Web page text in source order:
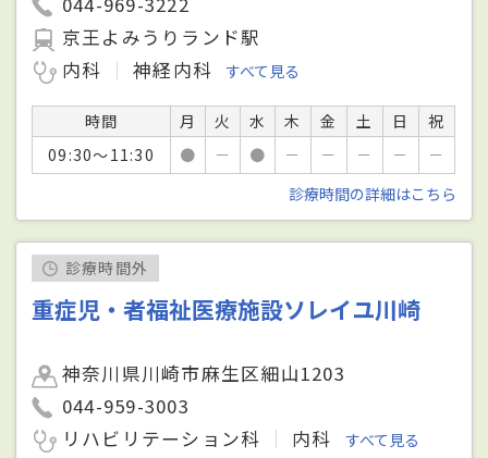
京王よみうりランド駅
内科
神経内科 すべて見る
時間 月 火 水 木 金 土 日
祝
09:30～11:30
● － ● － － － －
－
診療時間の詳細はこちら
診療時間外
重症児・者福祉医療施設ソレイユ川崎
神奈川県川崎市麻生区細山1203
044-959-3003
リハビリテーション科
内科 すべて見る